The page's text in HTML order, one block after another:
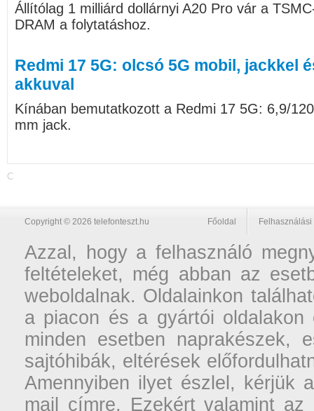
Állítólag 1 milliárd dollárnyi A20 Pro vár a
DRAM a folytatáshoz.
Redmi 17 5G: olcsó 5G mobil, jackkel
akkuval
Kínában bemutatkozott a Redmi 17 5G: 6,9/
mm jack.
C
Copyright © 2026 telefonteszt.hu Főoldal
Azzal, hogy a felhasználó
feltételeket, még abban az
weboldalnak. Oldalainkon
a piacon és a gyártói oldalakon
minden esetben naprakészek,
sajtóhibák, eltérések
Amennyiben ilyet észlel, kérjük
mail címre. Ezekért valamint